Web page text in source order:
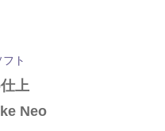
ト
上
Neo